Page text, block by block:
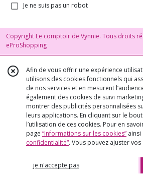
Je ne suis pas un robot
Copyright Le comptoir de Vynnie. Tous droits
eProShopping
Afin de vous offrir une expérience
utilisons des cookies fonctionnels qui
de nos services et en mesurent
également des cookies de suivi
montrer des publicités personnalisées
leurs applications. En cliquant sur le
l’utilisation de ces cookies. Pour en
page “Informations sur les cookies”
confidentialité“. Vous pouvez ajuster
je n'accepte pas